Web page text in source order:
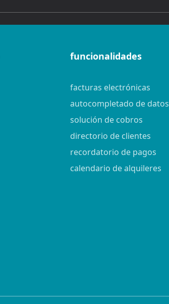
funcionalidades
facturas electrónicas
autocompletado de datos
solución de cobros
directorio de clientes
recordatorio de pagos
calendario de alquileres